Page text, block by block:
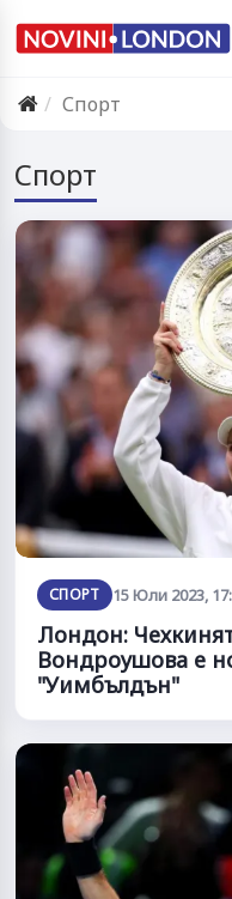
Спорт
Спорт
СПОРТ 15 Юли 2023,
Лондон:
Вондроушова е
"Уимбълдън"